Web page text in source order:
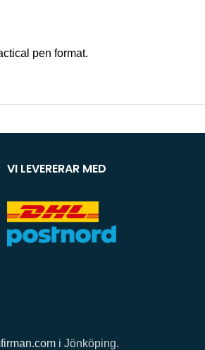
pen format.
VI LEVERERAR MED
i Jönköping.